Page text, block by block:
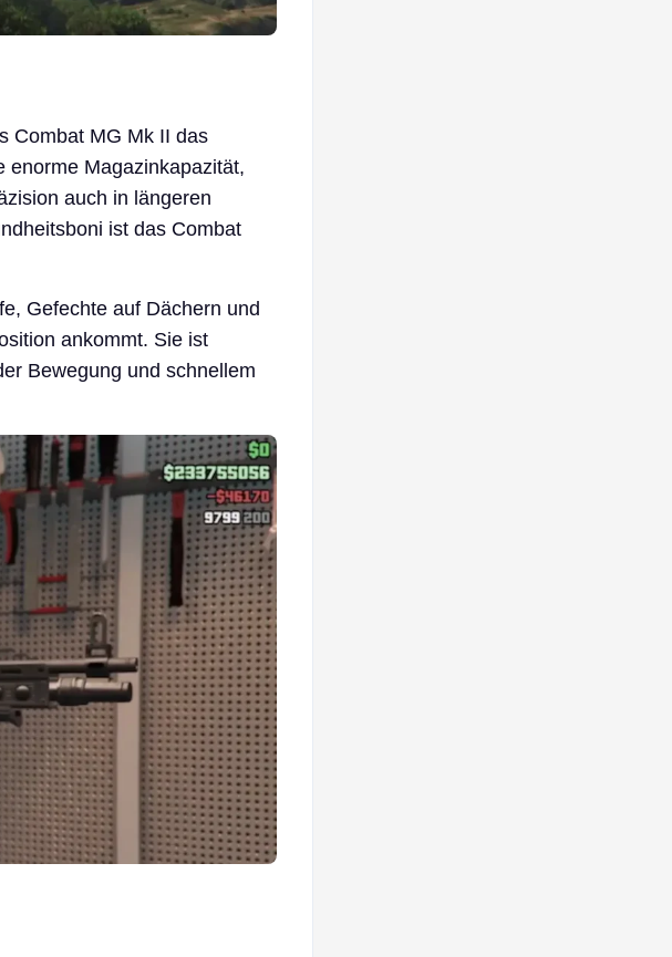
Combat MG Mk II das
enorme Magazinkapazität,
auch in längeren
ist das Combat
Gefechte auf Dächern und
ankommt. Sie ist
Bewegung und schnellem